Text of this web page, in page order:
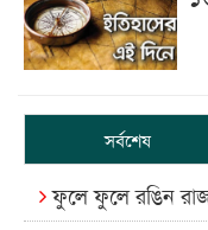
সর্বশেষ
ফুলে ফুলে রঙিন